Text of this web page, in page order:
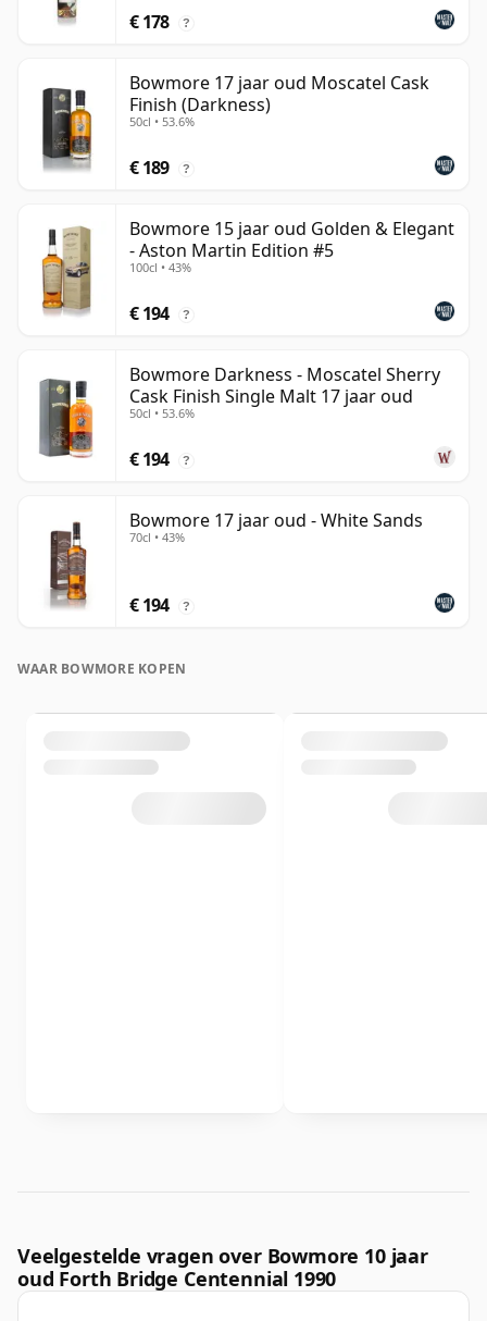
€ 178 ?
Bowmore 17 jaar oud Moscatel Cask
Finish (Darkness)
50cl • 53.6%
€ 189 ?
Bowmore 15 jaar oud Golden & Elegant
- Aston Martin Edition #5
100cl • 43%
€ 194 ?
Bowmore Darkness - Moscatel Sherry
Cask Finish Single Malt 17 jaar oud
50cl • 53.6%
€ 194 ?
Bowmore 17 jaar oud - White Sands
70cl • 43%
€ 194 ?
WAAR BOWMORE KOPEN
Veelgestelde vragen over Bowmore 10 jaar
oud Forth Bridge Centennial 1990